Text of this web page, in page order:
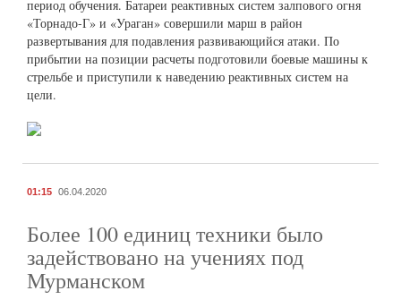
период обучения. Батареи реактивных систем залпового огня
«Торнадо-Г» и «Ураган» совершили марш в район
развертывания для подавления развивающийся атаки. По
прибытии на позиции расчеты подготовили боевые машины к
стрельбе и приступили к наведению реактивных систем на
цели.
01:15 06.04.2020
Более 100 единиц техники было
задействовано на учениях под
Мурманском